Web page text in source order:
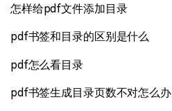
怎样给pdf文件添加目录
pdf书签和目录的区别是什么
pdf怎么看目录
pdf书签生成目录页数不对怎么办